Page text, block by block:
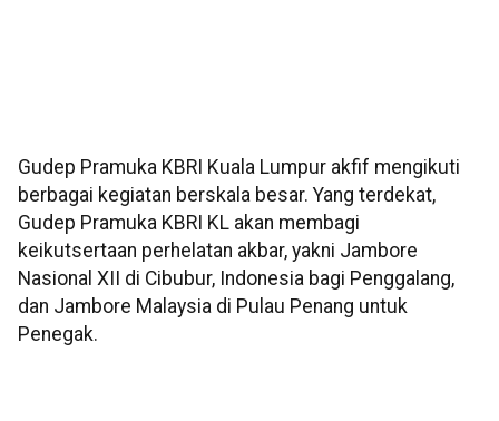
Gudep Pramuka KBRI Kuala Lumpur akfif mengikuti
berbagai kegiatan berskala besar. Yang terdekat,
Gudep Pramuka KBRI KL akan membagi
keikutsertaan perhelatan akbar, yakni Jambore
Nasional XII di Cibubur, Indonesia bagi Penggalang,
dan Jambore Malaysia di Pulau Penang untuk
Penegak.